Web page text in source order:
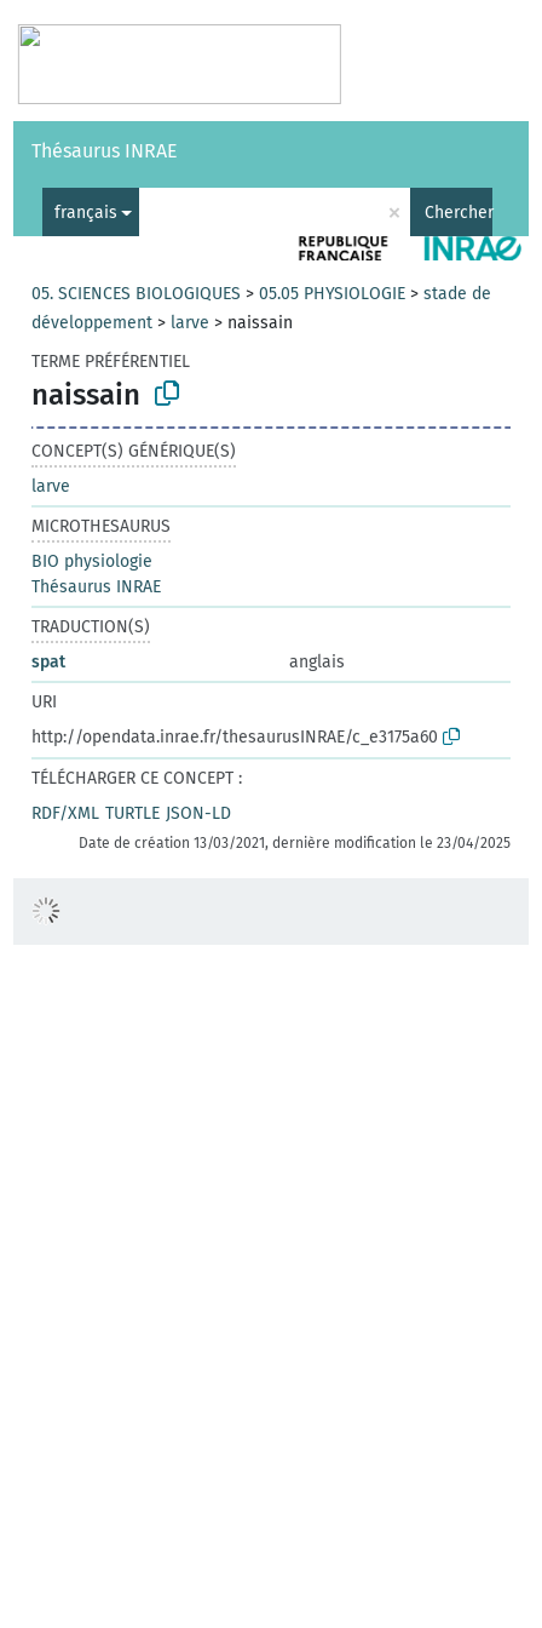
Vocabulaires API
Thésaurus INRAE
français × Chercher
05. SCIENCES BIOLOGIQUES >05.05 PHYSIOLOGIE >stade de
développement > larve > naissain
TERME PRÉFÉRENTIEL
naissain
CONCEPT(S) GÉNÉRIQUE(S)
larve
MICROTHESAURUS
BIO physiologie
Thésaurus INRAE
TRADUCTION(S)
spat
anglais
URI
http://opendata.inrae.fr/thesaurusINRAE/c_e3175a60
TÉLÉCHARGER CE CONCEPT :
RDF/XML TURTLE JSON-LD
Date de création 13/03/2021, dernière modification le 23/04/2025